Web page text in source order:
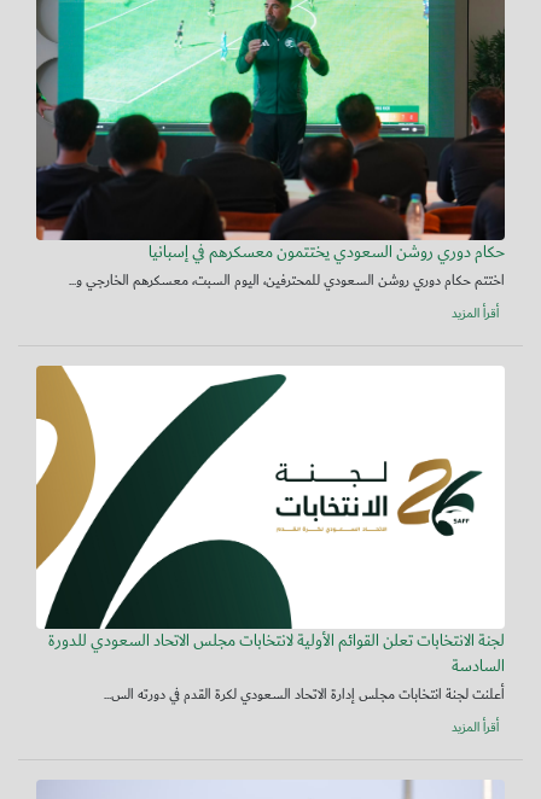
حكام دوري روشن السعودي يختتمون معسكرهم في إسبانيا
اختتم حكام دوري روشن السعودي للمحترفين، اليوم السبت، معسكرهم الخارجي و...
أقرأ المزيد
لجنة الانتخابات تعلن القوائم الأولية لانتخابات مجلس الاتحاد السعودي للدورة
السادسة
أعلنت لجنة انتخابات مجلس إدارة الاتحاد السعودي لكرة القدم في دورته الس...
أقرأ المزيد